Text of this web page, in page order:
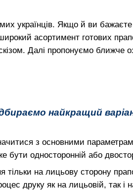
українців. Якщо й ви
асортимент готових
Далі пропонуємо ближче
найкращий
з основними
односторонній або
тільки на лицьову сторону
друку як на лицьовій, так і